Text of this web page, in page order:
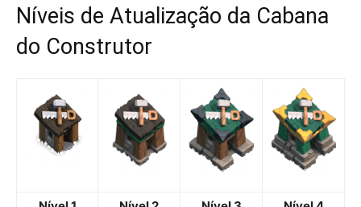
Níveis de Atualização da Cabana
do Construtor